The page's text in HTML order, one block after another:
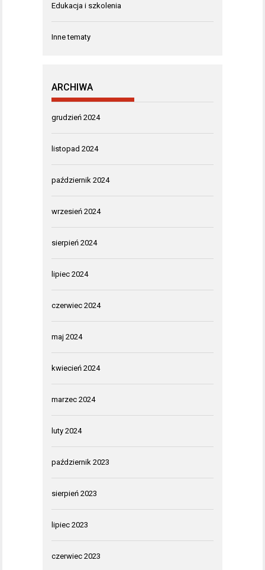
Edukacja i szkolenia
Inne tematy
ARCHIWA
grudzień 2024
listopad 2024
październik 2024
wrzesień 2024
sierpień 2024
lipiec 2024
czerwiec 2024
maj 2024
kwiecień 2024
marzec 2024
luty 2024
październik 2023
sierpień 2023
lipiec 2023
czerwiec 2023